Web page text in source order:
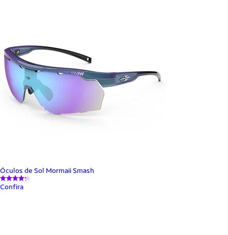
Óculos de Sol Mormaii Smash
Confira